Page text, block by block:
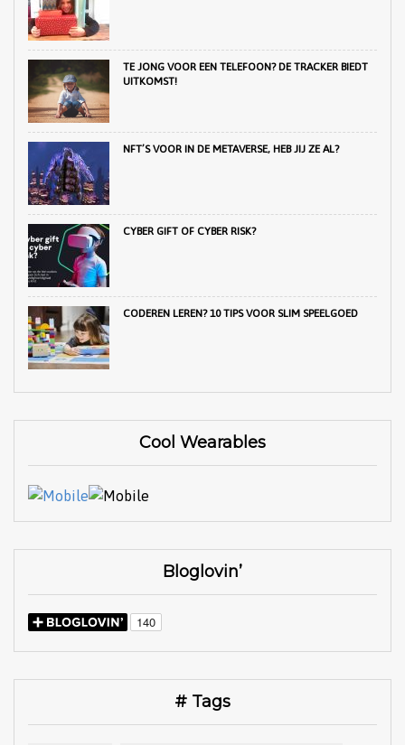
TE JONG VOOR EEN TELEFOON? DE TRACKER BIEDT
UITKOMST!
NFT’S VOOR IN DE METAVERSE, HEB JIJ ZE AL?
CYBER GIFT OF CYBER RISK?
CODEREN LEREN? 10 TIPS VOOR SLIM SPEELGOED
Cool Wearables
Bloglovin’
# Tags